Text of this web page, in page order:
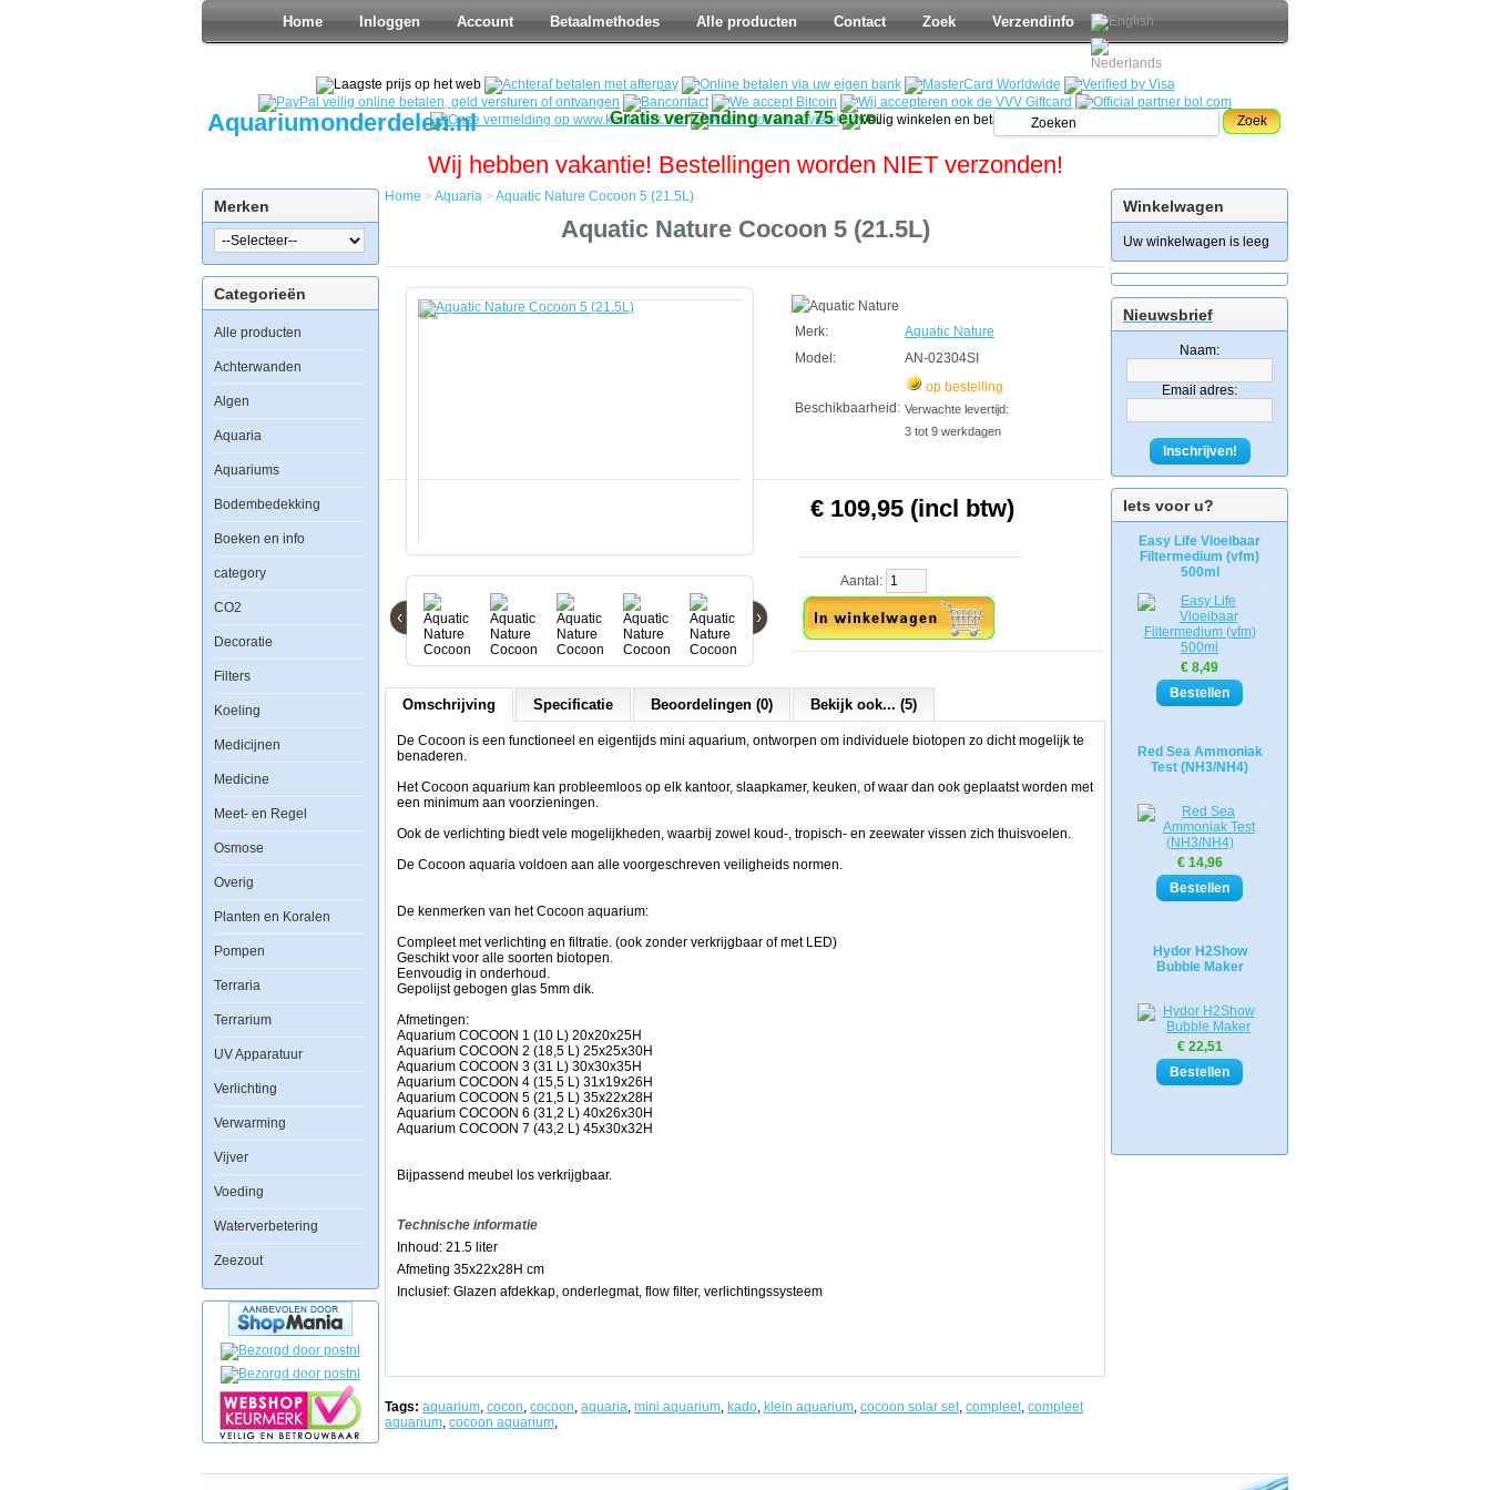
Home Inloggen Account Betaalmethodes Alle producten Contact Zoek Verzendinfo
Aquariumonderdelen.nl Gratis verzending vanaf 75 euro. Zoek
Wij hebben vakantie! Bestellingen worden NIET verzonden!
Merken
Categorieën
Alle producten
Achterwanden
Algen
Aquaria
Aquariums
Bodembedekking
Boeken en info
category
CO2
Decoratie
Filters
Koeling
Medicijnen
Medicine
Meet- en Regel
Osmose
Overig
Planten en Koralen
Pompen
Terraria
Terrarium
UV Apparatuur
Verlichting
Verwarming
Vijver
Voeding
Waterverbetering
Zeezout
Winkelwagen
Uw winkelwagen is leeg
Nieuwsbrief
Naam:
Email adres:
Inschrijven!
Iets voor u?
Easy Life Vloeibaar
Filtermedium (vfm)
500ml
€ 8,49
Red Sea Ammoniak
Test (NH3/NH4)
€ 14,96
Hydor H2Show
Bubble Maker
€ 22,51
Nature
Cocoon
5
De
Cocoon
mini
aquarium,
om
individuele
zo
mogelijk
Cocoon
aquarium
kan
probleemloos
elk
kantoor,
slaapkamer,
keuken,
waar
dan
ook
met
aan
Ook
de
verlichting
zowel
tropisch-
en
zich
Home > Aquaria > Aquatic Nature Cocoon 5 (21.5L)
Aquatic Nature Cocoon 5 (21.5L)
‹ ›
Merk:
Aquatic Nature
Model:
AN-02304SI
Beschikbaarheid:
op bestelling
Verwachte levertijd:
3 tot 9 werkdagen
€ 109,95 (incl btw)
Aantal:
Omschrijving Specificatie Beoordelingen (0) Bekijk ook... (5)
De Cocoon is een functioneel en eigentijds mini aquarium, ontworpen om individuele biotopen zo dicht mogelijk te
benaderen.
Het Cocoon aquarium kan probleemloos op elk kantoor, slaapkamer, keuken, of waar dan ook geplaatst worden met
een minimum aan voorzieningen.
Ook de verlichting biedt vele mogelijkheden, waarbij zowel koud-, tropisch- en zeewater vissen zich thuisvoelen.
De Cocoon aquaria voldoen aan alle voorgeschreven veiligheids normen.
De kenmerken van het Cocoon aquarium:
Compleet met verlichting en filtratie. (ook zonder verkrijgbaar of met LED)
Geschikt voor alle soorten biotopen.
Eenvoudig in onderhoud.
Gepolijst gebogen glas 5mm dik.
Afmetingen:
Aquarium COCOON 1 (10 L) 20x20x25H
Aquarium COCOON 2 (18,5 L) 25x25x30H
Aquarium COCOON 3 (31 L) 30x30x35H
Aquarium COCOON 4 (15,5 L) 31x19x26H
Aquarium COCOON 5 (21,5 L) 35x22x28H
Aquarium COCOON 6 (31,2 L) 40x26x30H
Aquarium COCOON 7 (43,2 L) 45x30x32H
Bijpassend meubel los verkrijgbaar.
Technische informatie
Inhoud: 21.5 liter
Afmeting 35x22x28H cm
Inclusief: Glazen afdekkap, onderlegmat, flow filter, verlichtingssysteem
Tags: aquarium, cocon, cocoon, aquaria, mini aquarium, kado, klein aquarium, cocoon solar set, compleet, compleet
aquarium, cocoon aquarium,